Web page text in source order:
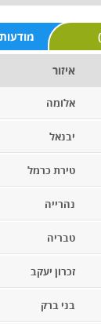
(0)
איזור
אלומה
יבנאל
טירת כרמל
נהרייה
טבריה
זכרון יעקב
בני ברק